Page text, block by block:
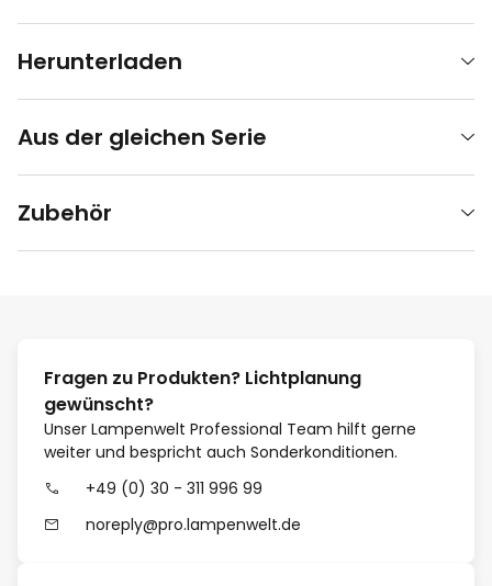
Herunterladen
Aus der gleichen Serie
Zubehör
Fragen zu Produkten? Lichtplanung
gewünscht?
Unser Lampenwelt Professional Team hilft gerne
weiter und bespricht auch Sonderkonditionen.
+49 (0) 30 - 311 996 99
noreply@pro.lampenwelt.de